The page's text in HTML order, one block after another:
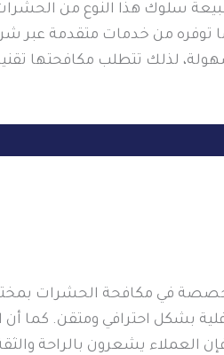
سلوك هذا النوع من
توفره من خدمات متقدمة عبر
لذلك تتطلب مكافحتها
في مكافحة الحشرات
بشكل احترافي ومتقن. كما
العملاء يشعرون بالراحة